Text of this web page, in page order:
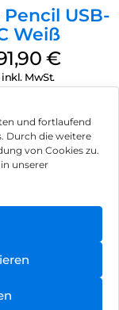
und fortlaufend
Durch die weitere
von Cookies zu.
unserer
USB-
Weiß
€
inkl. MwSt.